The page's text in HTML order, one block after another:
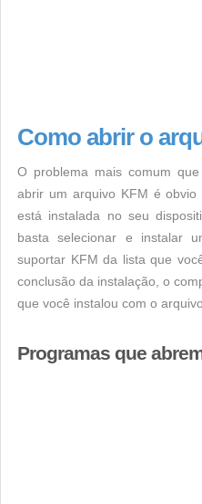
Como abrir o
O problema mais comum
abrir um arquivo KFM é obvio
está instalada no seu
basta selecionar e instalar
suportar KFM da lista que
conclusão da instalação, o
que você instalou com o
Programas que